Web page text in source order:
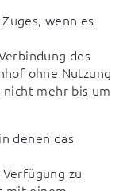
wenn es
des
ohne Nutzung
mehr bis um
denen das
zu